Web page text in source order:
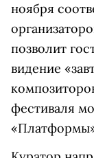
ноября
позволит
видение
фестиваля